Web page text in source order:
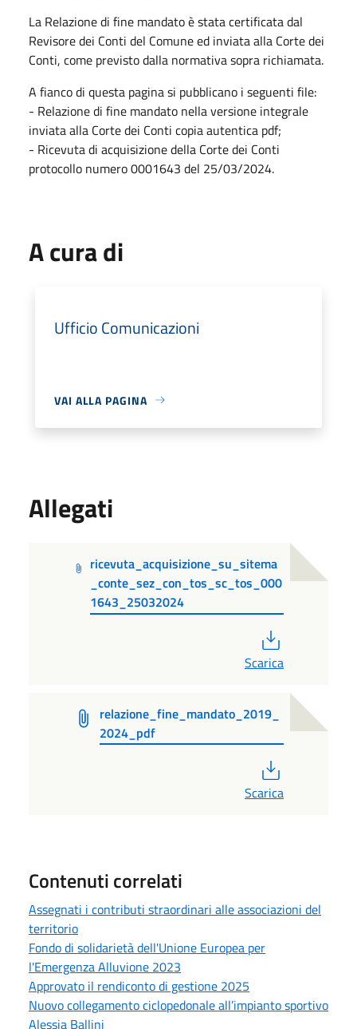
La Relazione di fine mandato è stata certificata dal
Revisore dei Conti del Comune ed inviata alla Corte dei
Conti, come previsto dalla normativa sopra richiamata.
A fianco di questa pagina si pubblicano i seguenti file:
- Relazione di fine mandato nella versione integrale
inviata alla Corte dei Conti copia autentica pdf;
- Ricevuta di acquisizione della Corte dei Conti
protocollo numero 0001643 del 25/03/2024.
A cura di
Ufficio Comunicazioni
VAI ALLA PAGINA
Allegati
ricevuta_acquisizione_su_sitema
_conte_sez_con_tos_sc_tos_000
1643_25032024
Scarica
relazione_fine_mandato_2019_
2024_pdf
Scarica
Contenuti correlati
Assegnati i contributi straordinari alle associazioni del
territorio
Fondo di solidarietà dell'Unione Europea per
l'Emergenza Alluvione 2023
Approvato il rendiconto di gestione 2025
Nuovo collegamento ciclopedonale all’impianto sportivo
Alessia Ballini